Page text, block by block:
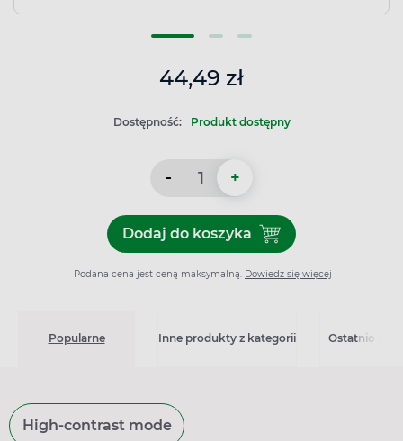
44,49 zł
Dostępność: Produkt dostępny
- +
Dodaj do koszykaDodaj do koszyka Test
Podana cena jest ceną maksymalną. Dowiedz się więcej
Popularne Inne produkty z kategorii Ostatnio
High-contrast mode